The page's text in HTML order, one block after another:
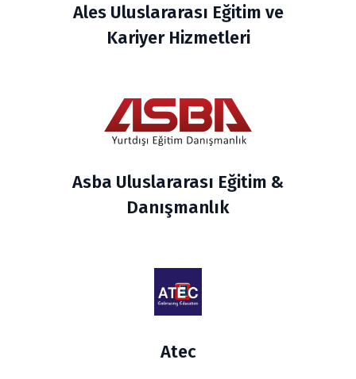
Ales Uluslararası Eğitim ve
Kariyer Hizmetleri
Asba Uluslararası Eğitim &
Danışmanlık
Atec